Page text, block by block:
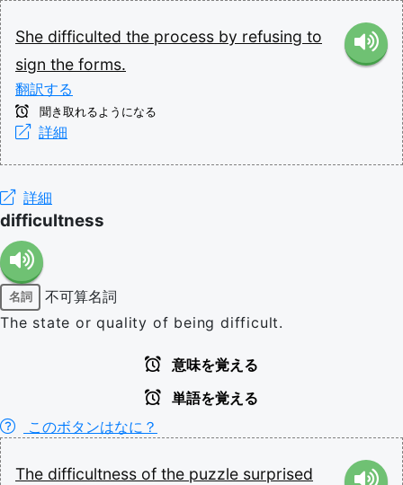
She difficulted the process by refusing to
sign the forms.
翻訳する
聞き取れるようになる
詳細
詳細
difficultness
名詞
不可算名詞
The state or quality of being difficult.
意味を覚える
単語を覚える
このボタンはなに？
The difficultness of the puzzle surprised